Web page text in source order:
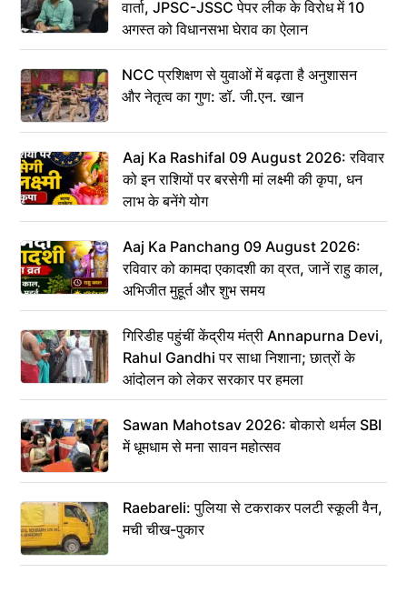
वार्ता, JPSC-JSSC पेपर लीक के विरोध में 10
अगस्त को विधानसभा घेराव का ऐलान
NCC प्रशिक्षण से युवाओं में बढ़ता है अनुशासन
और नेतृत्व का गुण: डॉ. जी.एन. खान
Aaj Ka Rashifal 09 August 2026: रविवार
को इन राशियों पर बरसेगी मां लक्ष्मी की कृपा, धन
लाभ के बनेंगे योग
Aaj Ka Panchang 09 August 2026:
रविवार को कामदा एकादशी का व्रत, जानें राहु काल,
अभिजीत मुहूर्त और शुभ समय
गिरिडीह पहुंचीं केंद्रीय मंत्री Annapurna Devi,
Rahul Gandhi पर साधा निशाना; छात्रों के
आंदोलन को लेकर सरकार पर हमला
Sawan Mahotsav 2026: बोकारो थर्मल SBI
में धूमधाम से मना सावन महोत्सव
Raebareli: पुलिया से टकराकर पलटी स्कूली वैन,
मची चीख-पुकार